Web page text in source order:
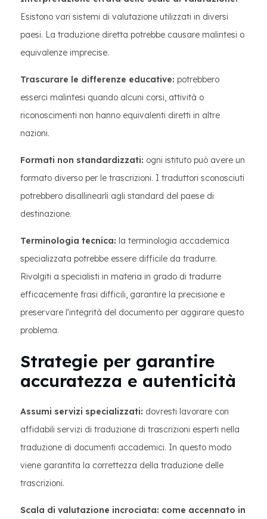
Esistono vari sistemi di valutazione utilizzati in diversi
paesi. La traduzione diretta potrebbe causare malintesi o
equivalenze imprecise.
Trascurare le differenze educative: potrebbero
esserci malintesi quando alcuni corsi, attività o
riconoscimenti non hanno equivalenti diretti in altre
nazioni.
Formati non standardizzati: ogni istituto può avere un
formato diverso per le trascrizioni. I traduttori sconosciuti
potrebbero disallinearli agli standard del paese di
destinazione.
Terminologia tecnica: la terminologia accademica
specializzata potrebbe essere difficile da tradurre.
Rivolgiti a specialisti in materia in grado di tradurre
efficacemente frasi difficili, garantire la precisione e
preservare l'integrità del documento per aggirare questo
problema.
Strategie per garantire
accuratezza e autenticità
Assumi servizi specializzati: dovresti lavorare con
affidabili servizi di traduzione di trascrizioni esperti nella
traduzione di documenti accademici. In questo modo
viene garantita la correttezza della traduzione delle
trascrizioni.
Scala di valutazione incrociata: come accennato in